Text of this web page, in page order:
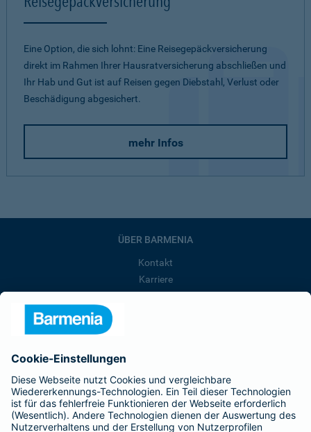
Eine Option, die sich lohnt: Eine Reisegepäckversicherung
direkt im Rahmen Ihrer Hausratversicherung abschließen und
Ihr Hab und Gut ist auf Reisen gegen Diebstahl, Verlust oder
Beschädigung abgesichert.
mehr Infos
ÜBER BARMENIA
Kontakt
Karriere
Barmenia ist Teil der BarmeniaGothaer
BELIEBTE SEITEN
Kranken-Zusatzversicherung